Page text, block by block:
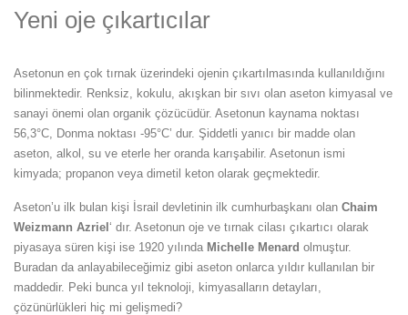
Yeni oje çıkartıcılar
Asetonun en çok tırnak üzerindeki ojenin çıkartılmasında kullanıldığını
bilinmektedir. Renksiz, kokulu, akışkan bir sıvı olan aseton kimyasal ve
sanayi önemi olan organik çözücüdür. Asetonun kaynama noktası
56,3°C, Donma noktası -95°C’ dur. Şiddetli yanıcı bir madde olan
aseton, alkol, su ve eterle her oranda karışabilir. Asetonun ismi
kimyada; propanon veya dimetil keton olarak geçmektedir.
Aseton’u ilk bulan kişi İsrail devletinin ilk cumhurbaşkanı olan Chaim
Weizmann Azriel ‘ dır. Asetonun oje ve tırnak cilası çıkartıcı olarak
piyasaya süren kişi ise 1920 yılında Michelle Menard olmuştur.
Buradan da anlayabileceğimiz gibi aseton onlarca yıldır kullanılan bir
maddedir. Peki bunca yıl teknoloji, kimyasalların detayları,
çözünürlükleri hiç mi gelişmedi?